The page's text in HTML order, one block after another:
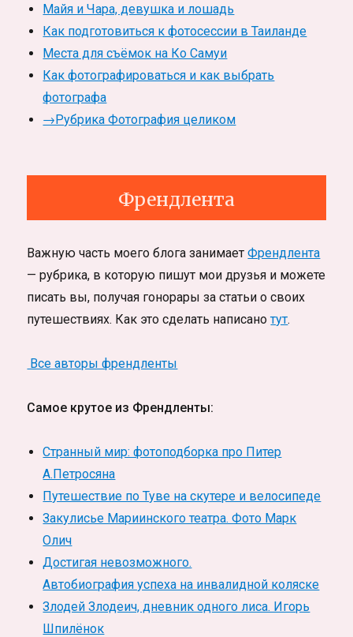
Майя и Чара, девушка и лошадь
Как подготовиться к фотосессии в Таиланде
Места для съёмок на Ко Самуи
Как фотографироваться и как выбрать
фотографа
→Рубрика Фотография целиком
Френдлента
Важную часть моего блога занимаетФрендлента
— рубрика, в которую пишут мои друзья и можете
писать вы, получая гонорары за статьи о своих
путешествиях. Как это сделать написанотут.
Все авторы френдленты
Самое крутое из Френдленты:
Странный мир: фотоподборка про Питер
А.Петросяна
Путешествие по Туве на скутере и велосипеде
Закулисье Мариинского театра. Фото Марк
Олич
Достигая невозможного.
Автобиография успеха на инвалидной коляске
Злодей Злодеич, дневник одного лиса. Игорь
Шпилёнок